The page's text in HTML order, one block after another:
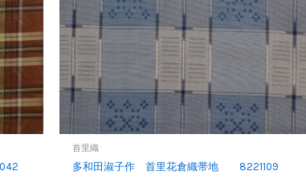
首里織
多和田淑子作 首里花倉織帯地 8221109